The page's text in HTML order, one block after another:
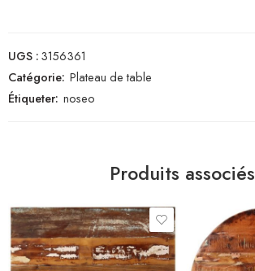
UGS :3156361
Catégorie: Plateau de table
Étiqueter: noseo
Produits associés